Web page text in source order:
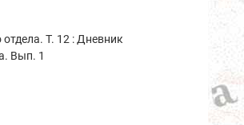
Т. 12 : Дневник
Вып. 1